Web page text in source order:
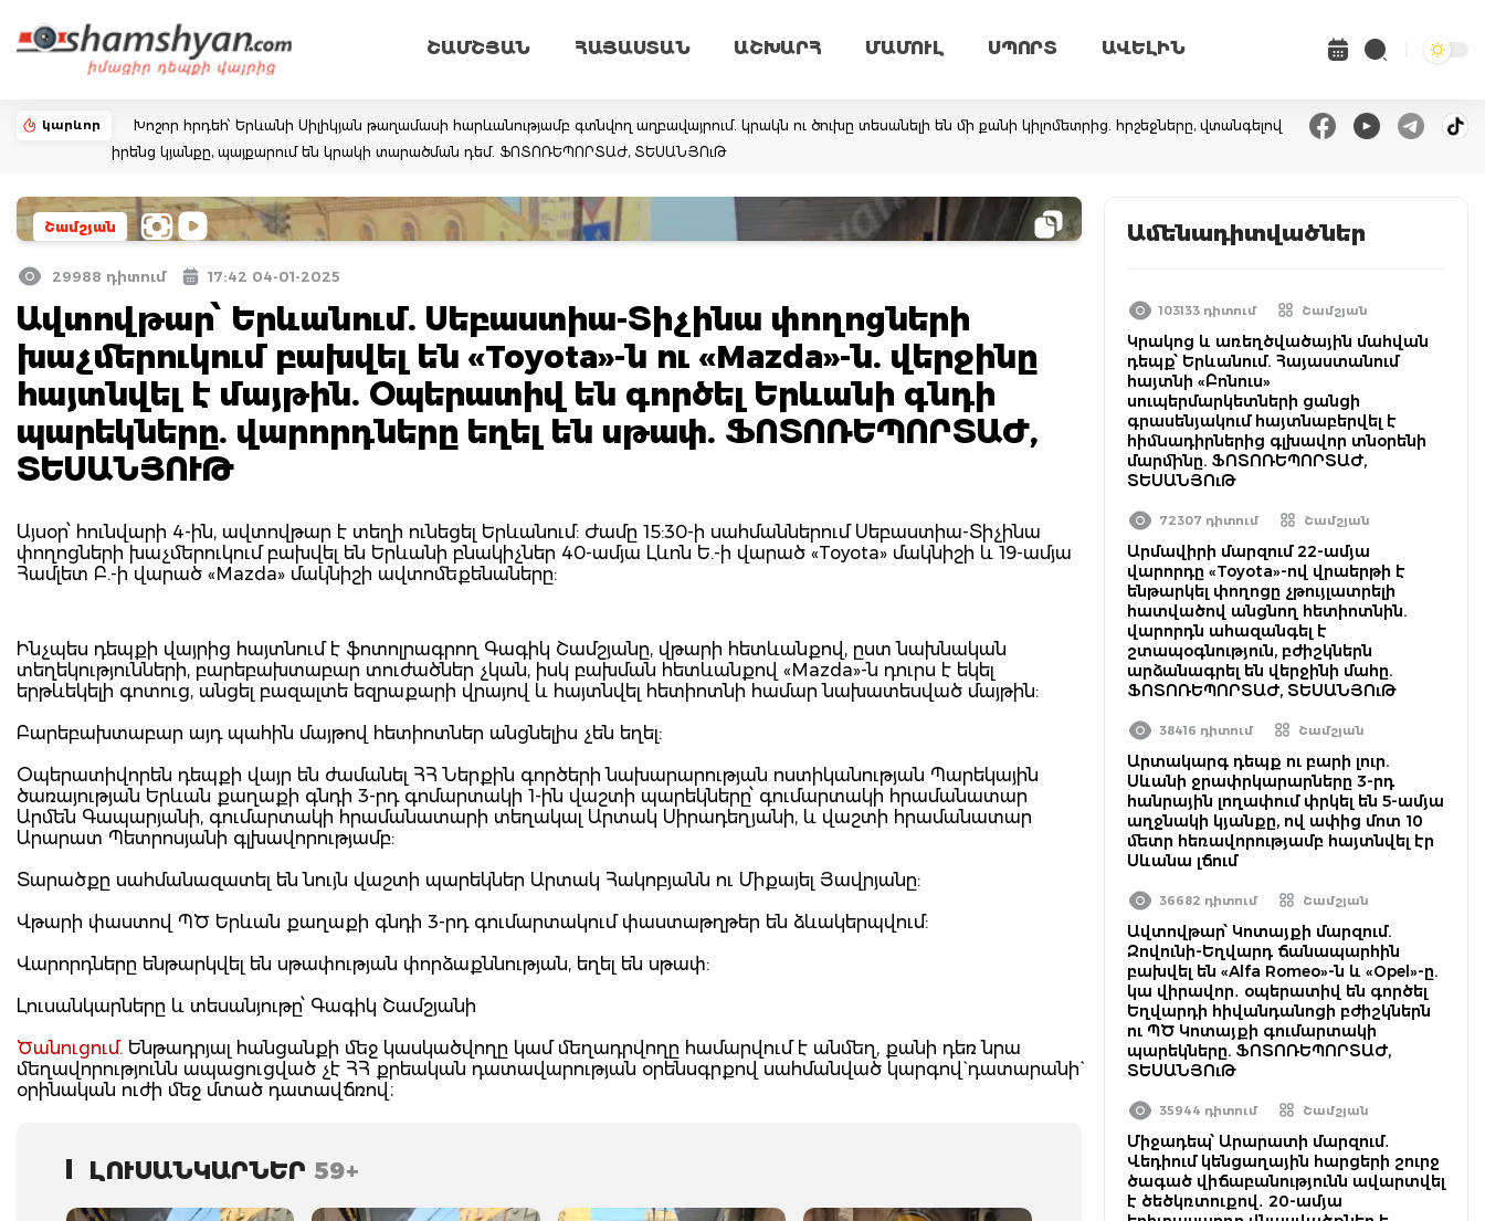
ՇԱՄՇՅԱՆ ՀԱՅԱՍՏԱՆ ԱՇԽԱՐՀ ՄԱՄՈՒԼ ՍՊՈՐՏ ԱՎԵԼԻՆ
կարևոր
Խոշոր հրդեհ՝ Երևանի Սիլիկյան թաղամասի հարևանությամբ գտնվող աղբավայրում. կրակն ու ծուխը տեսանելի են մի քանի կիլոմետրից. հրշեջները, վտանգելով
իրենց կյանքը, պայքարում են կրակի տարածման դեմ. ՖՈՏՈՌԵՊՈՐՏԱԺ, ՏԵՍԱՆՅՈւԹ
Շամշյան
29988 դիտում 17:42 04-01-2025
Ավտովթար՝ Երևանում. Սեբաստիա-Տիչինա փողոցների
խաչմերուկում բախվել են «Toyota»-ն ու «Mazda»-ն. վերջինը
հայտնվել է մայթին. Օպերատիվ են գործել Երևանի գնդի
պարեկները. վարորդները եղել են սթափ. ՖՈՏՈՌԵՊՈՐՏԱԺ,
ՏԵՍԱՆՅՈՒԹ
Այսօր՝ հունվարի 4-ին, ավտովթար է տեղի ունեցել Երևանում: Ժամը 15:30-ի սահմաններում Սեբաստիա-Տիչինա
փողոցների խաչմերուկում բախվել են Երևանի բնակիչներ 40-ամյա Լևոն Ե.-ի վարած «Toyota» մակնիշի և 19-ամյա
Համլետ Բ.-ի վարած «Mazda» մակնիշի ավտոմեքենաները:
Ինչպես դեպքի վայրից հայտնում է ֆոտոլրագրող Գագիկ Շամշյանը, վթարի հետևանքով, ըստ նախնական
տեղեկությունների, բարեբախտաբար տուժածներ չկան, իսկ բախման հետևանքով «Mazda»-ն դուրս է եկել
երթևեկելի գոտուց, անցել բազալտե եզրաքարի վրայով և հայտնվել հետիոտնի համար նախատեսված մայթին:
Բարեբախտաբար այդ պահին մայթով հետիոտներ անցնելիս չեն եղել:
Օպերատիվորեն դեպքի վայր են ժամանել ՀՀ Ներքին գործերի նախարարության ոստիկանության Պարեկային
ծառայության Երևան քաղաքի գնդի 3-րդ գոմարտակի 1-ին վաշտի պարեկները՝ գումարտակի հրամանատար
Արմեն Գապարյանի, գումարտակի հրամանատարի տեղակալ Արտակ Սիրադեղյանի, և վաշտի հրամանատար
Արարատ Պետրոսյանի գլխավորությամբ:
Տարածքը սահմանազատել են նույն վաշտի պարեկներ Արտակ Հակոբյանն ու Միքայել Յավրյանը:
Վթարի փաստով ՊԾ Երևան քաղաքի գնդի 3-րդ գումարտակում փաստաթղթեր են ձևակերպվում:
Վարորդները ենթարկվել են սթափության փորձաքննության, եղել են սթափ:
Լուսանկարները և տեսանյութը՝ Գագիկ Շամշյանի
Ծանուցում. Ենթադրյալ հանցանքի մեջ կասկածվողը կամ մեղադրվողը համարվում է անմեղ, քանի դեռ նրա
մեղավորությունն ապացուցված չէ ՀՀ քրեական դատավարության օրենսգրքով սահմանված կարգով` դատարանի`
օրինական ուժի մեջ մտած դատավճռով։
ԼՈՒՍԱՆԿԱՐՆԵՐ 59+
Ամենադիտվածներ
103133 դիտում Շամշյան
Կրակոց և առեղծվածային մահվան
դեպք՝ Երևանում. Հայաստանում
հայտնի «Բոնուս»
սուպերմարկետների ցանցի
գրասենյակում հայտնաբերվել է
հիմնադիրներից գլխավոր տնօրենի
մարմինը. ՖՈՏՈՌԵՊՈՐՏԱԺ,
ՏԵՍԱՆՅՈւԹ
72307 դիտում Շամշյան
Արմավիրի մարզում 22-ամյա
վարորդը «Toyota»-ով վրաերթի է
ենթարկել փողոցը չթույլատրելի
հատվածով անցնող հետիոտնին.
վարորդն ահազանգել է
շտապօգնություն, բժիշկներն
արձանագրել են վերջինի մահը.
ՖՈՏՈՌԵՊՈՐՏԱԺ, ՏԵՍԱՆՅՈւԹ
38416 դիտում Շամշյան
Արտակարգ դեպք ու բարի լուր.
Սևանի ջրափրկարարները 3-րդ
հանրային լողափում փրկել են 5-ամյա
աղջնակի կյանքը, ով ափից մոտ 10
մետր հեռավորությամբ հայտնվել էր
Սևանա լճում
36682 դիտում Շամշյան
Ավտովթար՝ Կոտայքի մարզում.
Զովունի-Եղվարդ ճանապարհին
բախվել են «Alfa Romeo»-ն և «Opel»-ը.
կա վիրավոր․ օպերատիվ են գործել
Եղվարդի հիվանդանոցի բժիշկներն
ու ՊԾ Կոտայքի գումարտակի
պարեկները. ՖՈՏՈՌԵՊՈՐՏԱԺ,
ՏԵՍԱՆՅՈւԹ
35944 դիտում Շամշյան
Միջադեպ՝ Արարատի մարզում․
Վեդիում կենցաղային հարցերի շուրջ
ծագած վիճաբանությունն ավարտվել
է ծեծկռտուքով․ 20-ամյա